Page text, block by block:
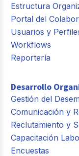
Estructura
Portal del
Usuarios y
Workflows
Reportería
Desarrollo
Gestión del
Comunicación y
Reclutamiento y
Capacitación
Encuestas